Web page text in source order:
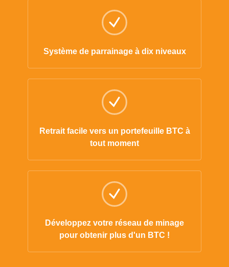
Système de parrainage à dix niveaux
Retrait facile vers un portefeuille BTC à
tout moment
Développez votre réseau de minage
pour obtenir plus d'un BTC !